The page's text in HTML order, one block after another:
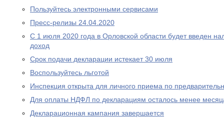
Пользуйтесь электронными сервисами
Пресс-релизы 24.04.2020
С 1 июля 2020 года в Орловской области будет введен
доход
Срок подачи декларации истекает 30 июля
Воспользуйтесь льготой
Инспекция открыта для личного приема по
Для оплаты НДФЛ по декларациям осталось менее
Декларационная кампания завершается